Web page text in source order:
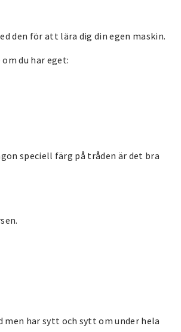
den för att lära dig din egen maskin.
du har eget:
speciell färg på tråden är det bra
har sytt och sytt om under hela